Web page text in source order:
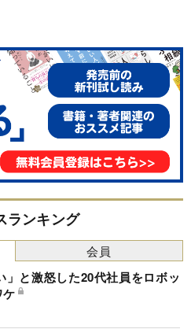
ランキング
と激怒した20代社員をロボッ
ケ
会員